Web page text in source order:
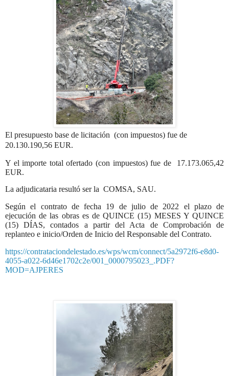
El presupuesto base de licitación (con impuestos) fue de
20.130.190,56 EUR.
Y el importe total ofertado (con impuestos) fue de
17.173.065,42
EUR.
La adjudicataria resultó ser la COMSA, SAU.
Según el contrato de fecha 19 de julio de 2022 el plazo de
ejecución de las obras es de QUINCE (15) MESES Y QUINCE
(15) DÍAS, contados a partir del Acta de Comprobación de
replanteo e inicio/Orden de Inicio del Responsable del Contrato.
https://contrataciondelestado.es/wps/wcm/connect/5a2972f6-e8d0-
4055-a022-6d46e1702c2e/001_0000795023_.PDF?
MOD=AJPERES